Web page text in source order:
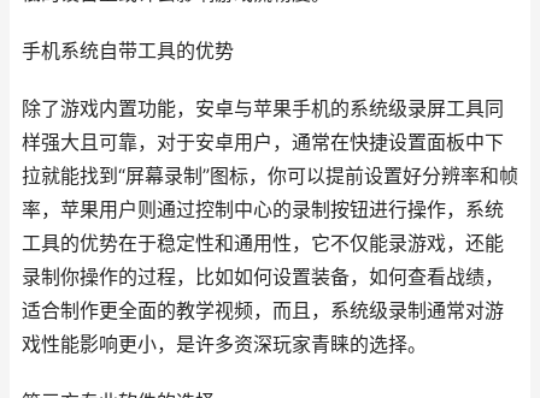
手机系统自带工具的优势
除了游戏内置功能，安卓与苹果手机的系统级录屏工具同
样强大且可靠，对于安卓用户，通常在快捷设置面板中下
拉就能找到“屏幕录制”图标，你可以提前设置好分辨率和帧
率，苹果用户则通过控制中心的录制按钮进行操作，系统
工具的优势在于稳定性和通用性，它不仅能录游戏，还能
录制你操作的过程，比如如何设置装备，如何查看战绩，
适合制作更全面的教学视频，而且，系统级录制通常对游
戏性能影响更小，是许多资深玩家青睐的选择。